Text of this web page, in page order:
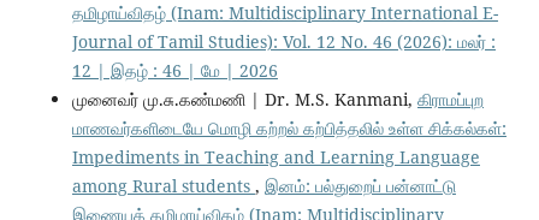
தமிழாய்விதழ் (Inam: Multidisciplinary International E-
Journal of Tamil Studies): Vol. 12 No. 46 (2026): மலர் :
12 | இதழ் : 46 | மே | 2026
முனைவர் மு.சு.கண்மணி | Dr. M.S. Kanmani, கிராமப்புற
மாணவர்களிடையே மொழி கற்றல் கற்பித்தலில் உள்ள சிக்கல்கள்:
Impediments in Teaching and Learning Language
among Rural students , இனம்: பல்துறைப் பன்னாட்டு
இணையத் தமிழாய்விதழ் (Inam: Multidisciplinary